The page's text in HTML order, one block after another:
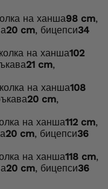
на ханша98 cm,
20 cm, бицепси34
на ханша102
21 cm,
на ханша108
20 cm,
на ханша112 cm,
20 cm, бицепси36
на ханша118 cm,
20 cm, бицепси36